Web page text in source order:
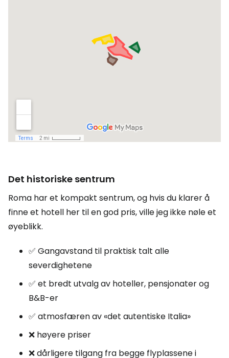
Det historiske sentrum
Roma har et kompakt sentrum, og hvis du klarer å
finne et hotell her til en god pris, ville jeg ikke nøle et
øyeblikk.
✅ Gangavstand til praktisk talt alle
severdighetene
✅ et bredt utvalg av hoteller, pensjonater og
B&B-er
✅ atmosfæren av «det autentiske Italia»
❌ høyere priser
❌ dårligere tilgang fra begge flyplassene i